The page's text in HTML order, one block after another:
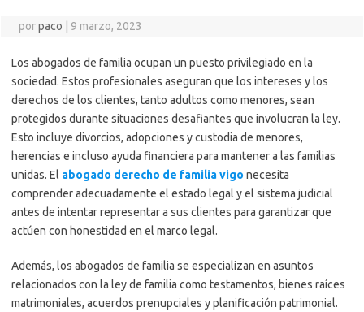
porpaco 9 marzo, 2023
Los abogados de familia ocupan un puesto privilegiado en la
sociedad. Estos profesionales aseguran que los intereses y los
derechos de los clientes, tanto adultos como menores, sean
protegidos durante situaciones desafiantes que involucran la ley.
Esto incluye divorcios, adopciones y custodia de menores,
herencias e incluso ayuda financiera para mantener a las familias
unidas. El abogado derecho de familia vigo necesita
comprender adecuadamente el estado legal y el sistema judicial
antes de intentar representar a sus clientes para garantizar que
actúen con honestidad en el marco legal.
Además, los abogados de familia se especializan en asuntos
relacionados con la ley de familia como testamentos, bienes raíces
matrimoniales, acuerdos prenupciales y planificación patrimonial.